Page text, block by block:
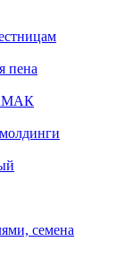
пена
семена